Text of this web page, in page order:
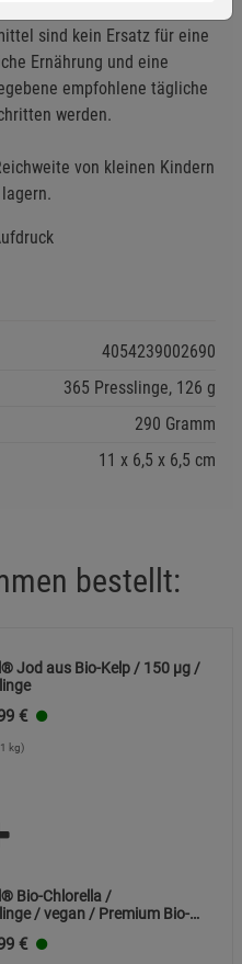
sind kein Ersatz für eine
Ernährung und eine
empfohlene tägliche
werden.
von kleinen Kindern
4054239002690
365 Presslinge, 126 g
290 Gramm
11 6,5 6,5 cm
bestellt:
Jod aus Bio-Kelp / 150 µg /
€
kg)
Bio-Chlorella /
/ vegan / Premium Bio-
/ Ökologische
€
Gruppe
Statistik Cookies